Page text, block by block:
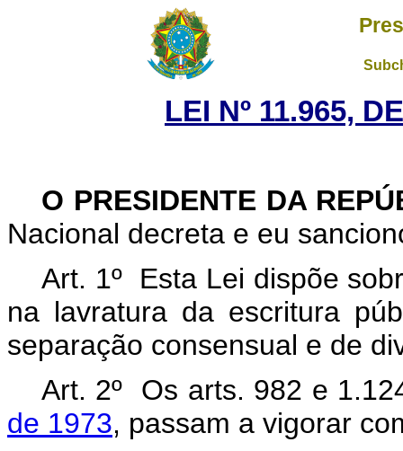
LEI Nº 11.965,
O PRESIDENTE DA
Nacional decreta e eu
Art. 1º Esta Lei dispõe
na lavratura da escritura
separação consensual e de
Art. 2º Os arts. 982 e
de 1973, passam a vigorar